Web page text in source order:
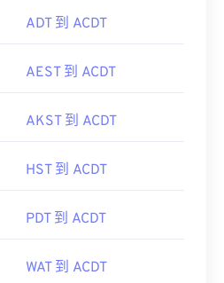
ADT 到 ACDT
AEST 到 ACDT
AKST 到 ACDT
HST 到 ACDT
PDT 到 ACDT
WAT 到 ACDT